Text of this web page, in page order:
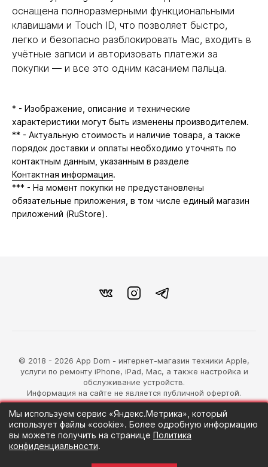
оснащена полноразмерными функциональными
клавишами и Touch ID, что позволяет быстро,
легко и безопасно разблокировать Mac, входить в
учётные записи и авторизовать платежи за
покупки — и все это одним касанием пальца.
* - Изображение, описание и технические
характеристики могут быть изменены производителем.
** - Актуальную стоимость и наличие товара, а также
порядок доставки и оплаты необходимо уточнять по
контактным данным, указанным в разделе
Контактная информация.
*** - На момент покупки не предустановлены
обязательные приложения, в том числе единый магазин
приложений (RuStore).
© 2018 - 2026 App Dom - интернет-магазин техники Apple,
услуги по ремонту iPhone, iPad, Mac, а также настройка и
обслуживание устройств.
Информация на сайте не является публичной офертой.
разработка магазина
Синий Лев
Мы используем сервис «Яндекс.Метрика», который
использует файлы «cookie». Более одробную информацию
вы можете получить на странице Политика
конфиденциальности.